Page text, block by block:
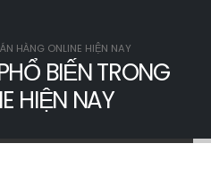
HÀNG ONLINE HIỆN NAY
BIẾN TRONG
HIỆN NAY